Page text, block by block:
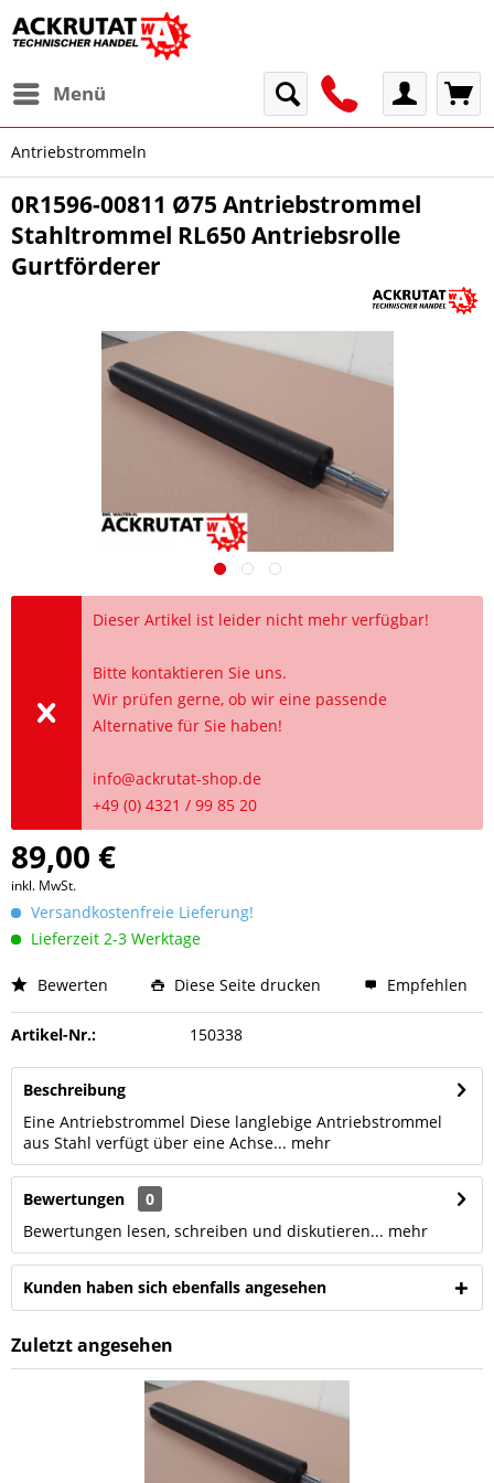
Menü
Antriebstrommeln
0R1596-00811 Ø75 Antriebstrommel
Stahltrommel RL650 Antriebsrolle
Gurtförderer
Dieser Artikel ist leider nicht mehr verfügbar!
Bitte kontaktieren Sie uns.
Wir prüfen gerne, ob wir eine passende
Alternative für Sie haben!
info@ackrutat-shop.de
+49 (0) 4321 / 99 85 20
89,00 €
inkl. MwSt.
Versandkostenfreie Lieferung!
Lieferzeit 2-3 Werktage
Bewerten Diese Seite drucken Empfehlen
Artikel-Nr.: 150338
Beschreibung
Eine Antriebstrommel Diese langlebige Antriebstrommel
aus Stahl verfügt über eine Achse... mehr
Bewertungen
0
Bewertungen lesen, schreiben und diskutieren... mehr
Kunden haben sich ebenfalls angesehen
Zuletzt angesehen